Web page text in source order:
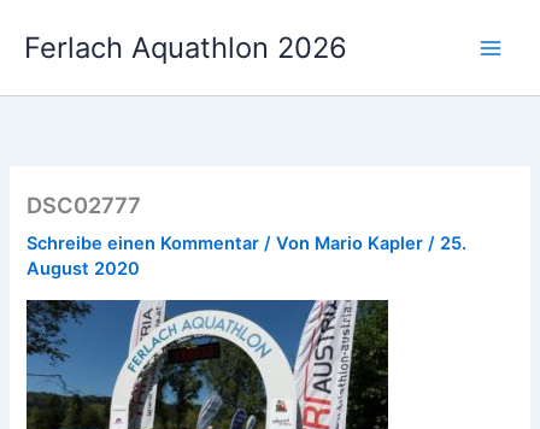
InhaltFerlach Aquathlon 2026
DSC02777
Schreibe einen Kommentar / Von Mario Kapler/ 25.
August 2020